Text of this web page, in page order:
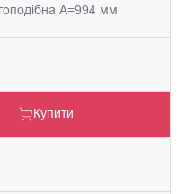
А=994 мм
Купити